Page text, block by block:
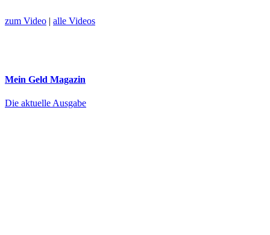
zum Video | alle Videos
Mein Geld Magazin
Die aktuelle Ausgabe